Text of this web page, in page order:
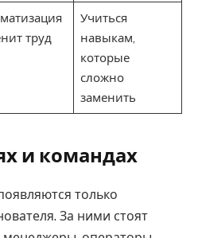
труд
Учиться
навыкам,
которые
сложно
заменить
и командах
только
За ними стоят